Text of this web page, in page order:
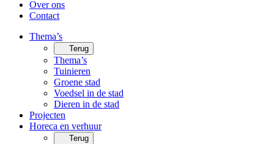
Over ons
Contact
Thema’s
Terug
Thema’s
Tuinieren
Groene stad
Voedsel in de stad
Dieren in de stad
Projecten
Horeca en verhuur
Terug